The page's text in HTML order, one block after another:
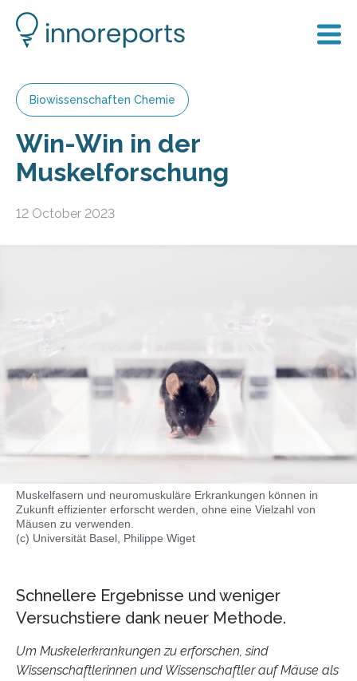
Biowissenschaften Chemie
Win-Win in der
Muskelforschung
12 October 2023
Muskelfasern und neuromuskuläre Erkrankungen können in
Zukunft effizienter erforscht werden, ohne eine Vielzahl von
Mäusen zu verwenden.
(c) Universität Basel, Philippe Wiget
Schnellere Ergebnisse und weniger
Versuchstiere dank neuer Methode.
Um Muskelerkrankungen zu erforschen, sind
Wissenschaftlerinnen und Wissenschaftler auf Mäuse als